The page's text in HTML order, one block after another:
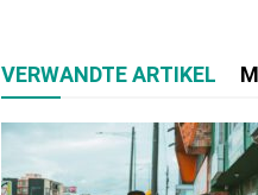
VERWANDTE ARTIKEL